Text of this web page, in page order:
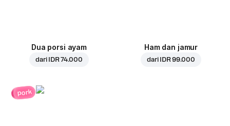
Dua porsi ayam
dari IDR 74.000
Ham dan jamur
dari IDR 99.000
pork